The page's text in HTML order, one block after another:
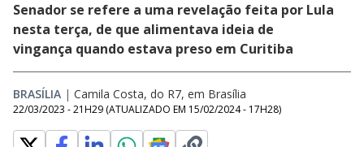
Senador se refere a uma revelação feita por Lula
nesta terça, de que alimentava ideia de
vingança quando estava preso em Curitiba
BRASÍLIA | Camila Costa, do R7, em Brasília
22/03/2023 - 21H29 (ATUALIZADO EM 15/02/2024 - 17H28)